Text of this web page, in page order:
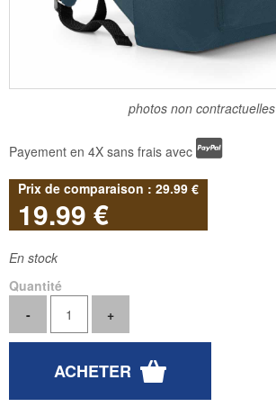
photos non contractuelles
Payement en 4X sans frais avec
29.99 €
19.99 €
En stock
Quantité